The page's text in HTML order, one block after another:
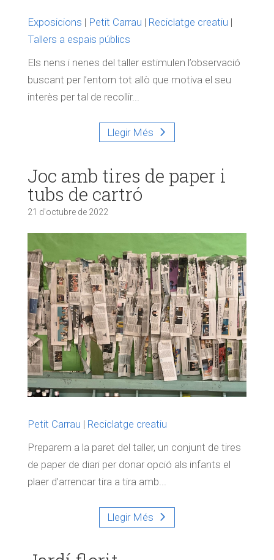
Exposicions | Petit Carrau | Reciclatge creatiu |
Tallers a espais públics
Els nens i nenes del taller estimulen l’observació
buscant per l’entorn tot allò que motiva el seu
interès per tal de recollir...
Llegir Més
Joc amb tires de paper i
tubs de cartró
21 d'octubre de 2022
Petit Carrau | Reciclatge creatiu
Preparem a la paret del taller, un conjunt de tires
de paper de diari per donar opció als infants el
plaer d’arrencar tira a tira amb...
Llegir Més